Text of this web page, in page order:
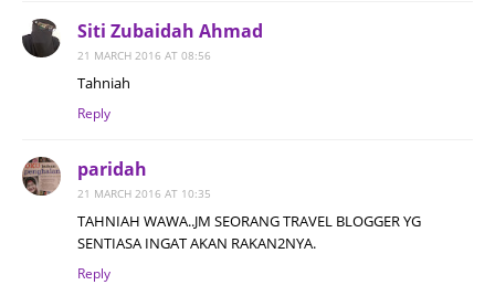
Siti Zubaidah Ahmad
21 MARCH 2016 AT 08:56
Tahniah
Reply
paridah
21 MARCH 2016 AT 10:35
TAHNIAH WAWA..JM SEORANG TRAVEL BLOGGER YG
SENTIASA INGAT AKAN RAKAN2NYA.
Reply